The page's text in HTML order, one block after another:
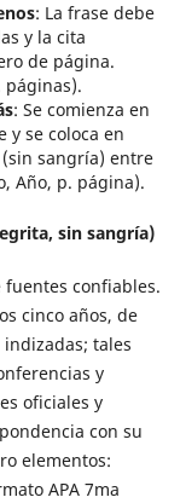
: La frase debe
y la cita
de página.
páginas).
: Se comienza en
y se coloca en
sangría) entre
Año, p. página).
sin sangría)
confiables.
cinco años, de
tales
y
oficiales y
con su
elementos:
APA 7ma